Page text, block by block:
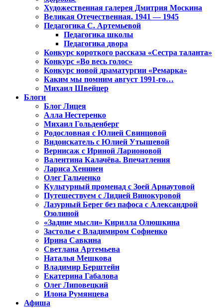
Художественная галерея Дмитрия Москина
Великая Отечественная. 1941 — 1945
Педагогика С. Артемьевой
Педагогика школы
Педагогика двора
Конкурс короткого рассказа «Сестра таланта»
Конкурс «Во весь голос»
Конкурс новой драматургии «Ремарка»
Каким мы помним август 1991-го…
Михаил Швейцер
Блоги
Блог Лицея
Алла Нестеренко
Михаил Гольденберг
Родословная с Юлией Свинцовой
Видоискатель с Юлией Утышевой
Вернисаж с Ириной Ларионовой
Валентина Калачёва. Впечатления
Лариса Хенинен
Олег Гальченко
Культурный променад с Зоей Арнаутовой
Путешествуем с Лидией Винокуровой
Лазурный Берег без пафоса с Александрой
Озолиной
«Задние мысли» Кирилла Олюшкина
Застолье с Владимиром Софиенко
Ирина Савкина
Светлана Артемьева
Наталья Мешкова
Владимир Берштейн
Екатерина Габалова
Олег Липовецкий
Илона Румянцева
Афиша